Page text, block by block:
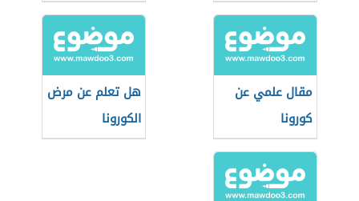
مقال علمي عن
كورونا
هل تعلم عن مرض
الكورونا